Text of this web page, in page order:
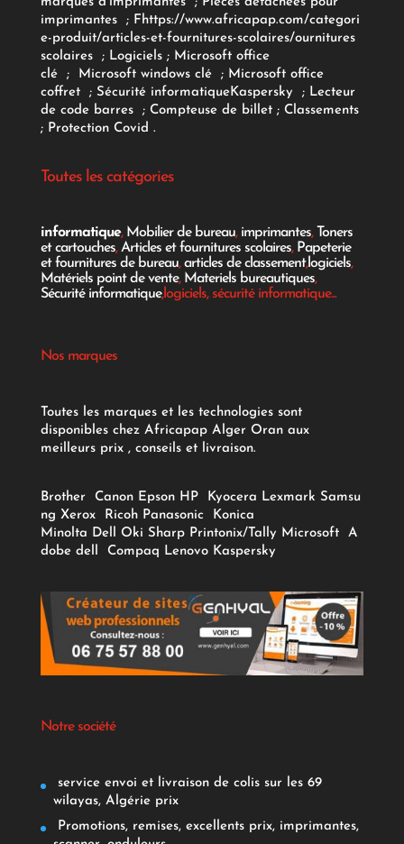
imprimantes
; Fhttps://www.africapap.com/categori
e-produit/articles-et-fournitures-scolaires/ournitures
scolaires; Logiciels ; Microsoft office
clé
; Microsoft windows clé; Microsoft office
coffret ; Sécurité informatiqueKaspersky ; Lecteur
de code barres
; Compteuse de billet; Classements
; Protection Covid .
Toutes les catégories
informatique, Mobilier de bureau, imprimantes, Toners
et cartouches,Articles et fournitures scolaires, Papeterie
et fournitures de bureau,articles de classement,logiciels,
Matériels point de vente, Materiels bureautiques,
Sécurité informatique,logiciels, sécurité informatique...
Nos marques
Toutes les marques et les technologies sont
disponibles chez Africapap Alger Oran aux
meilleurs prix , conseils et livraison.
Brother Canon Epson HP Kyocera Lexmark Samsu
ng Xerox Ricoh Panasonic
Konica
Minolta Dell Oki Sharp Printonix/Tally Microsoft
A
dobe dell Compaq Lenovo Kaspersky
Notre société
service envoi et livraison de colis sur les 69
wilayas, Algérie prix
Promotions, remises, excellents prix, imprimantes,